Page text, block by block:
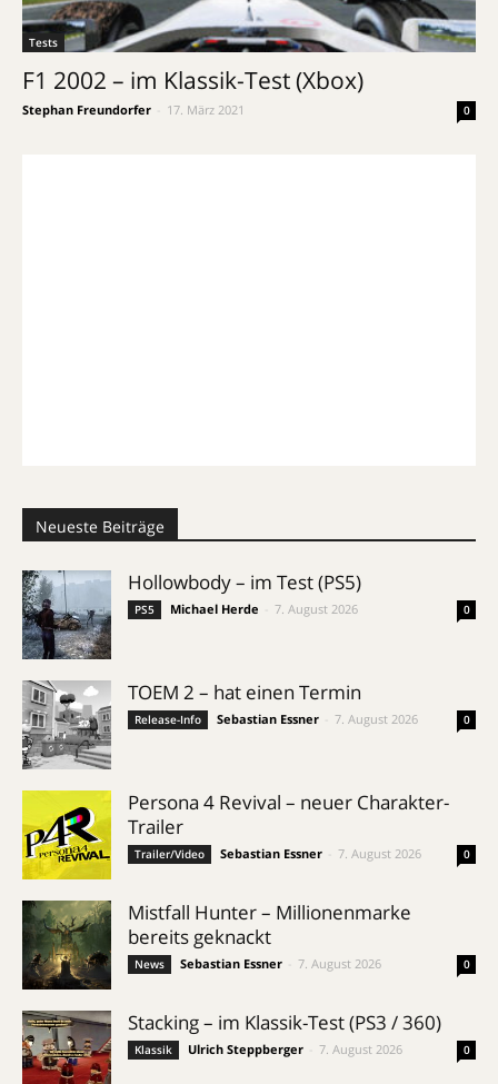
Tests
F1 2002 – im Klassik-Test (Xbox)
Stephan Freundorfer 17. März 2021 0
Neueste Beiträge
Hollowbody – im Test (PS5)
PS5 Michael Herde 7. August 2026 0
TOEM 2 – hat einen Termin
Release-Info Sebastian Essner 7. August 2026 0
Persona 4 Revival – neuer Charakter-
Trailer
Trailer/Video Sebastian Essner 7. August 2026 0
Mistfall Hunter – Millionenmarke
bereits geknackt
News Sebastian Essner 7. August 2026 0
Stacking – im Klassik-Test (PS3 / 360)
Klassik Ulrich Steppberger 7. August 2026 0